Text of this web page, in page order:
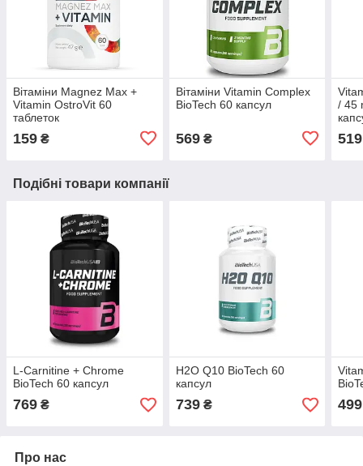
Вітаміни Magnez Max +
Vitamin OstroVit 60
таблеток
159 ₴
Вітаміни Vitamin Complex
BioTech 60 капсул
569₴
/ 45
519
Подібні товари компанії
L-Carnitine + Chrome
BioTech 60 капсул
769 ₴
H2O Q10 BioTech 60
капсул
739₴ 499
Про нас